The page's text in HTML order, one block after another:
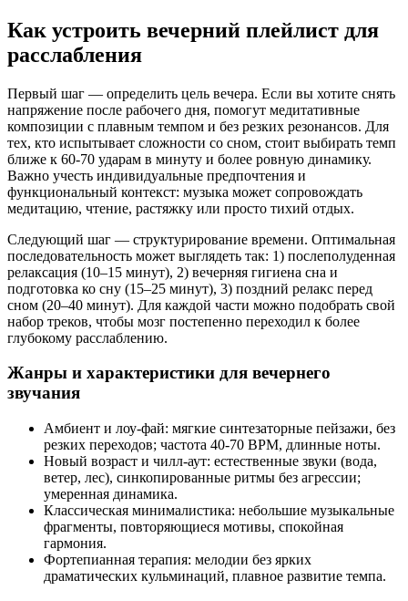
Как устроить вечерний плейлист для
расслабления
Первый шаг — определить цель вечера. Если вы хотите снять
напряжение после рабочего дня, помогут медитативные
композиции с плавным темпом и без резких резонансов. Для
тех, кто испытывает сложности со сном, стоит выбирать темп
ближе к 60-70 ударам в минуту и более ровную динамику.
Важно учесть индивидуальные предпочтения и
функциональный контекст: музыка может сопровождать
медитацию, чтение, растяжку или просто тихий отдых.
Следующий шаг — структурирование времени. Оптимальная
последовательность может выглядеть так: 1) послеполуденная
релаксация (10–15 минут), 2) вечерняя гигиена сна и
подготовка ко сну (15–25 минут), 3) поздний релакс перед
сном (20–40 минут). Для каждой части можно подобрать свой
набор треков, чтобы мозг постепенно переходил к более
глубокому расслаблению.
Жанры и характеристики для вечернего
звучания
Амбиент и лоу-фай: мягкие синтезаторные пейзажи, без
резких переходов; частота 40-70 BPM, длинные ноты.
Новый возраст и чилл-аут: естественные звуки (вода,
ветер, лес), синкопированные ритмы без агрессии;
умеренная динамика.
Классическая минималистика: небольшие музыкальные
фрагменты, повторяющиеся мотивы, спокойная
гармония.
Фортепианная терапия: мелодии без ярких
драматических кульминаций, плавное развитие темпа.